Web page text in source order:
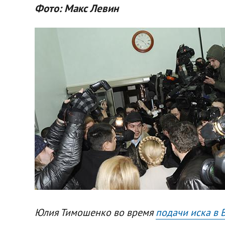
Фото: Макс Левин
Юлия Тимошенко во времяподачи иска в